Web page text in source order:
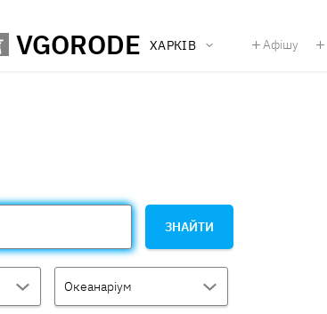
VGORODE ХАРКІВ Афішу
ЗНАЙТИ
Океанаріум